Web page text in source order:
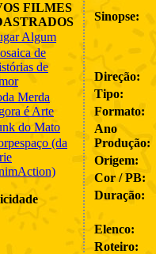
FILMES
Algum
de
de
Merda
é Arte
do Mato
(da
Sinopse:
Direção:
Tipo:
Formato:
Ano
Produção:
Origem:
Cor / PB:
Duração:
Elenco:
Roteiro: